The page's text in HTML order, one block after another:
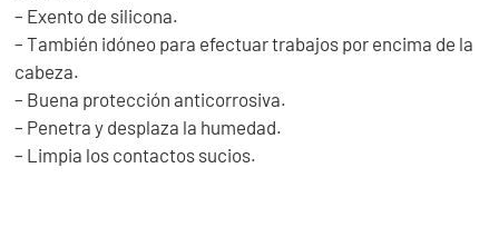
– Exento de silicona.
– También idóneo para efectuar trabajos por encima de la
cabeza.
– Buena protección anticorrosiva.
– Penetra y desplaza la humedad.
– Limpia los contactos sucios.